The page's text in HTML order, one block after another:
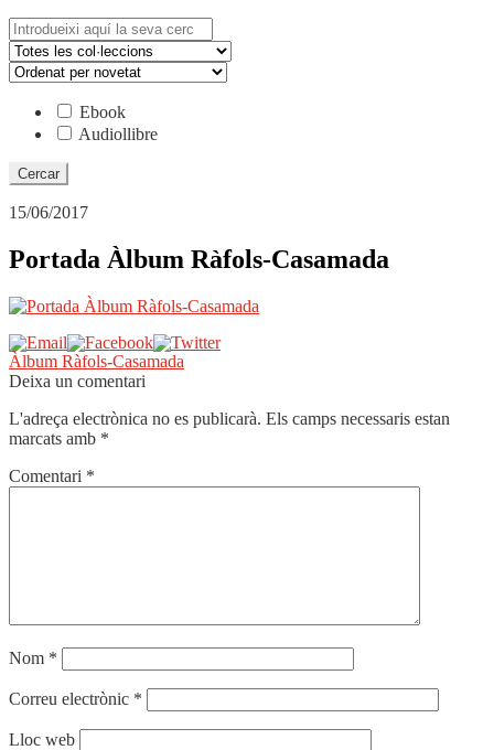
Cerca:
Ebook
Audiollibre
15/06/2017
Portada Àlbum Ràfols-Casamada
Navegació
d'entrades
Entrada
anterior:
Àlbum Ràfols-Casamada
Deixa un comentari
L'adreça electrònica no es publicarà. Els camps necessaris estan
marcats amb *
Comentari *
Nom *
Correu electrònic *
Lloc web